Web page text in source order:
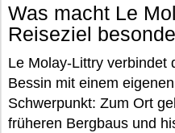
Was macht Le
Reiseziel
Le Molay-Littry verbindet
Bessin mit einem
Schwerpunkt: Zum Ort
früheren Bergbaus und